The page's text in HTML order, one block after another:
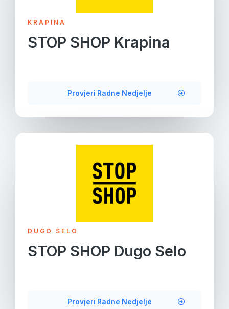
KRAPINA
STOP SHOP Krapina
Provjeri Radne Nedjelje
DUGO SELO
STOP SHOP Dugo Selo
Provjeri Radne Nedjelje